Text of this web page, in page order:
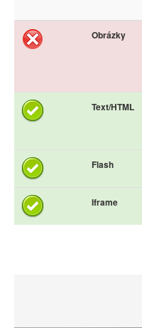
Obrázky
Text/HTML
Flash
Iframe